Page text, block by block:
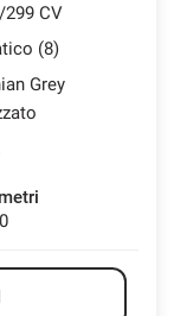
299 CV
(8)
Grey